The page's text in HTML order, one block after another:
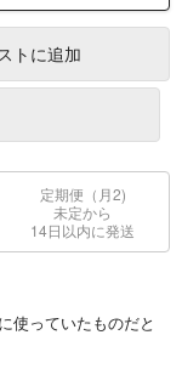
トに追加
定期便（月2)
未定から
14日以内に発送
使っていたものだと